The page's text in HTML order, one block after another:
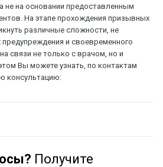
не на основании предоставленным
На этапе прохождения призывных
различные сложности, не
и своевременного
связи не только с врачом, но и
Вы можете узнать, по контактам
консультацию:
Получите